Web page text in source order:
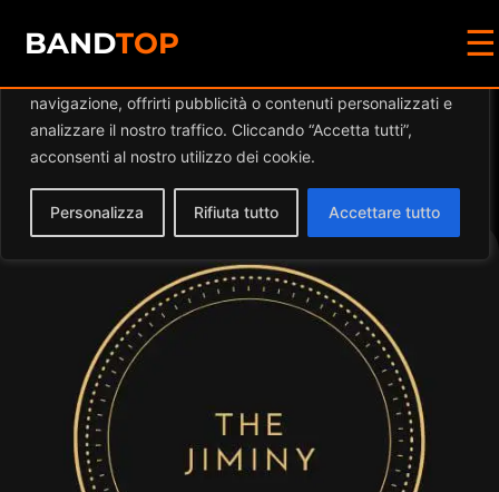
Diamo valore alla tua privacy
navigazione, offrirti pubblicità o contenuti personalizzati e
analizzare il nostro traffico. Cliccando “Accetta tutti”,
acconsenti al nostro utilizzo dei cookie.
Personalizza Rifiuta tutto Accettare tutto
BANDTOP ☰
Events by this
organizer